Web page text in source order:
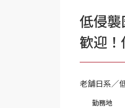
低侵
歓迎！
老舗日系／
勤務地